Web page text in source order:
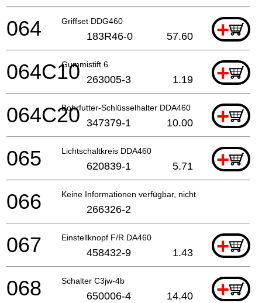
Griffset DDG460 +
064 183R46-0 57.60
Gummistift 6 +
064C10 263005-3 1.19
Bohrfutter-Schlüsselhalter DDA460 +
064C20 347379-1 10.00
Lichtschaltkreis DDA460 +
065 620839-1 5.71
Keine Informationen verfügbar, nicht bestellbar
066 266326-2
Einstellknopf F/R DA460 +
067 458432-9 1.43
Schalter C3jw-4b +
068 650006-4 14.40